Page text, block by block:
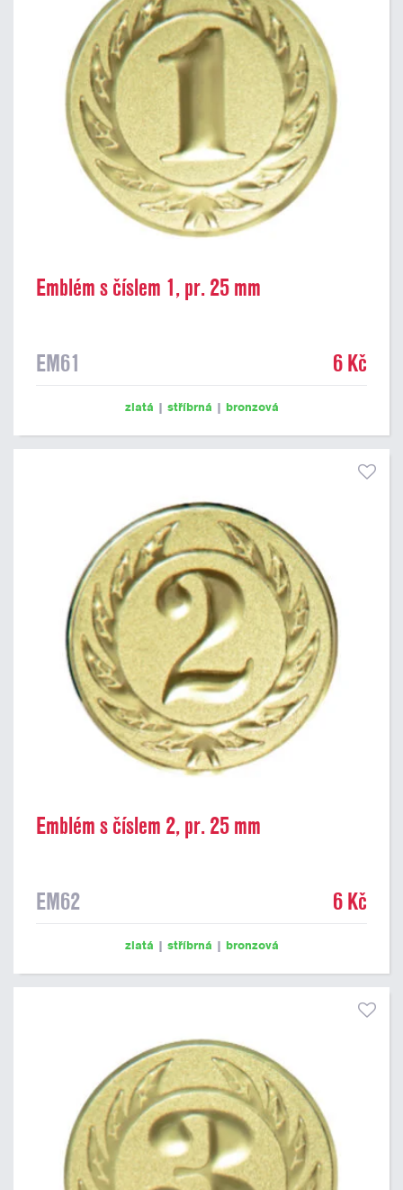
Emblém s číslem 1, pr. 25 mm
EM61 6 Kč
zlatá | stříbrná | bronzová
Emblém s číslem 2, pr. 25 mm
EM62 6 Kč
zlatá | stříbrná | bronzová